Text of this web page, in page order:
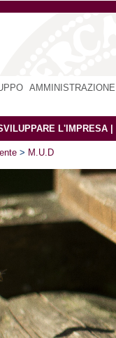
L'IMPRESA
> M.U.D